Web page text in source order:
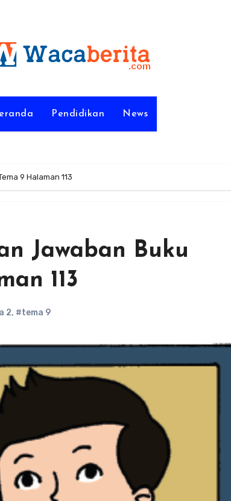
Pendidikan News
9 Halaman 113
Jawaban Buku
113
2, #tema 9